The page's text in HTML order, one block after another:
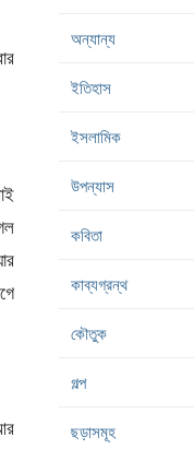
অন্যান্য
ইতিহাস
ইসলামিক
উপন্যাস
কবিতা
কাব্যগ্রন্থ
কৌতুক
গল্প
ছড়াসমূহ